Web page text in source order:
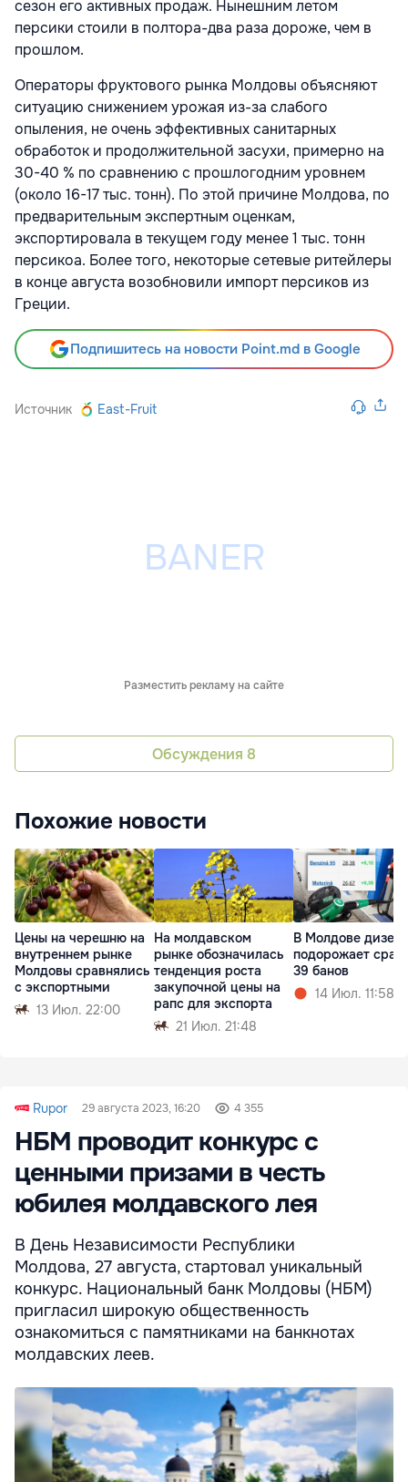
сезон его активных продаж. Нынешним летом
персики стоили в полтора-два раза дороже, чем в
прошлом.
Операторы фруктового рынка Молдовы объясняют
ситуацию снижением урожая из-за слабого
опыления, не очень эффективных санитарных
обработок и продолжительной засухи, примерно на
30-40 % по сравнению с прошлогодним уровнем
(около 16-17 тыс. тонн). По этой причине Молдова, по
предварительным экспертным оценкам,
экспортировала в текущем году менее 1 тыс. тонн
персикоа. Более того, некоторые сетевые ритейлеры
в конце августа возобновили импорт персиков из
Греции.
Подпишитесь на новости Point.md в Google
Источник East-Fruit
Разместить рекламу на сайте
Обсуждения 8
Похожие новости
Цены на черешню на
внутреннем рынке
Молдовы сравнялись
с экспортными
13 Июл. 22:00
На молдавском
рынке обозначилась
тенденция роста
закупочной цены на
рапс для экспорта
21 Июл. 21:48
В Молдове дизель
подорожает
39 банов
14 Июл. 11:58
Rupor 29 августа 2023, 16:20 4 355
НБМ проводит конкурс с
ценными призами в честь
юбилея молдавского лея
В День Независимости Республики
Молдова, 27 августа, стартовал уникальный
конкурс. Национальный банк Молдовы (НБМ)
пригласил широкую общественность
ознакомиться с памятниками на банкнотах
молдавских леев.